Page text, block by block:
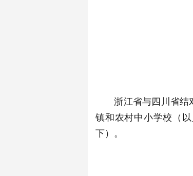
浙江省与四川省结
镇和农村中小学校（
下）。